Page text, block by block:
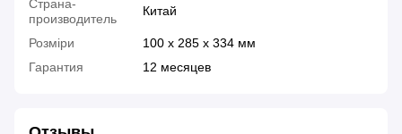
Страна-
производитель
Китай
Розміри
100 x 285 x 334 мм
Гарантия
12 месяцев